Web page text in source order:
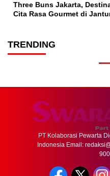
Three Buns Jakarta,
Cita Rasa Gourmet di
TRENDING
PT Kolaborasi Pewarta
Indonesia Email: